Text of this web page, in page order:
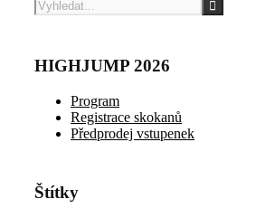
HIGHJUMP 2026
Program
Registrace skokanů
Předprodej vstupenek
Štítky